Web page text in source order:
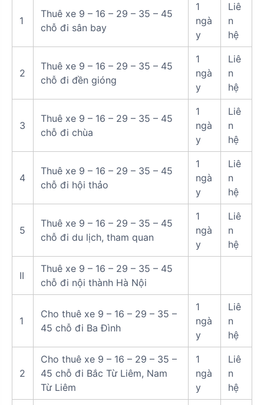
1
Thuê xe 9 – 16 – 29 – 35 – 45
chỗ đi sân bay
1
ngà
y
Liê
n
hệ
2
Thuê xe 9 – 16 – 29 – 35 – 45
chỗ đi đền gióng
1
ngà
y
Liê
n
hệ
3
Thuê xe 9 – 16 – 29 – 35 – 45
chỗ đi chùa
1
ngà
y
Liê
n
hệ
4
Thuê xe 9 – 16 – 29 – 35 – 45
chỗ đi hội thảo
1
ngà
y
Liê
n
hệ
5
Thuê xe 9 – 16 – 29 – 35 – 45
chỗ đi du lịch, tham quan
1
ngà
y
Liê
n
hệ
II
Thuê xe 9 – 16 – 29 – 35 – 45
chỗ đi nội thành Hà Nội
1
Cho thuê xe 9 – 16 – 29 – 35 –
45 chỗ đi Ba Đình
1
ngà
y
Liê
n
hệ
2
Cho thuê xe 9 – 16 – 29 – 35 –
45 chỗ đi Bắc Từ Liêm, Nam
Từ Liêm
1
ngà
y
Liê
n
hệ